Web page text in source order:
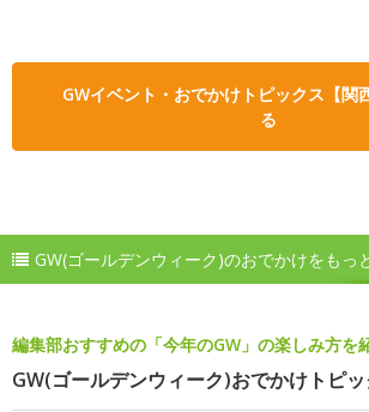
GWイベント・おでかけトピックス【関
る
GW(ゴールデンウィーク)のおでかけをもっ
編集部おすすめの「今年のGW」の楽しみ方を
GW(ゴールデンウィーク)おでかけトピ